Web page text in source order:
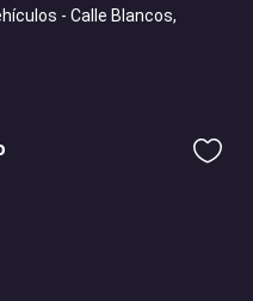
- Calle Blancos,